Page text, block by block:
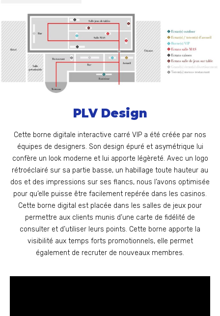
PLV Design
Cette borne digitale interactive carré VIP a été créée par nos
équipes de designers. Son design épuré et asymétrique lui
confère un look moderne et lui apporte légèreté. Avec un logo
rétroéclairé sur sa partie basse, un habillage toute hauteur au
dos et des impressions sur ses flancs, nous l’avons optimisée
pour qu’elle puisse être facilement repérée dans les casinos.
Cette borne digital est placée dans les salles de jeux pour
permettre aux clients munis d’une carte de fidélité de
consulter et d’utiliser leurs points. Cette borne apporte la
visibilité aux temps forts promotionnels, elle permet
également de recruter de nouveaux membres.